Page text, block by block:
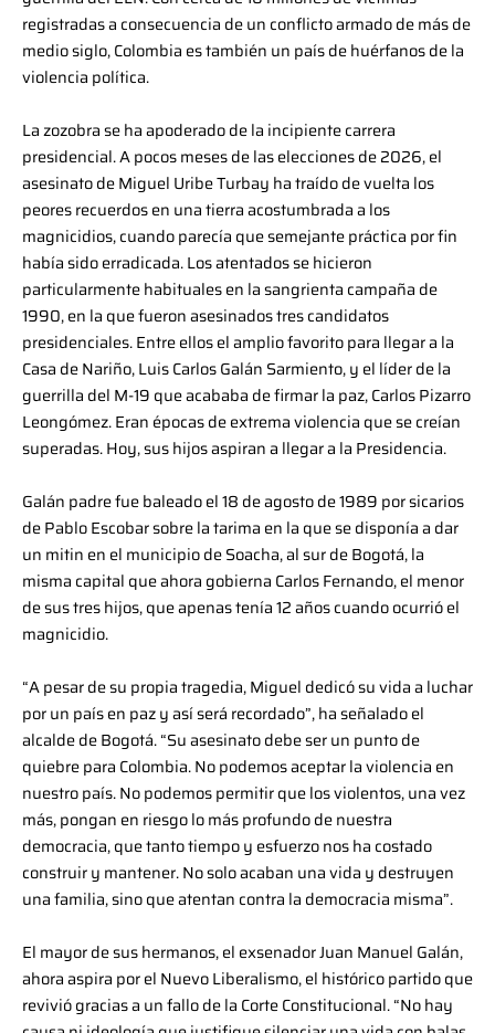
registradas a consecuencia de un conflicto armado de más de
medio siglo, Colombia es también un país de huérfanos de la
violencia política.
La zozobra se ha apoderado de la incipiente carrera
presidencial. A pocos meses de las elecciones de 2026, el
asesinato de Miguel Uribe Turbay ha traído de vuelta los
peores recuerdos en una tierra acostumbrada a los
magnicidios, cuando parecía que semejante práctica por fin
había sido erradicada. Los atentados se hicieron
particularmente habituales en la sangrienta campaña de
1990, en la que fueron asesinados tres candidatos
presidenciales. Entre ellos el amplio favorito para llegar a la
Casa de Nariño, Luis Carlos Galán Sarmiento, y el líder de la
guerrilla del M-19 que acababa de firmar la paz, Carlos Pizarro
Leongómez. Eran épocas de extrema violencia que se creían
superadas. Hoy, sus hijos aspiran a llegar a la Presidencia.
Galán padre fue baleado el 18 de agosto de 1989 por sicarios
de Pablo Escobar sobre la tarima en la que se disponía a dar
un mitin en el municipio de Soacha, al sur de Bogotá, la
misma capital que ahora gobierna Carlos Fernando, el menor
de sus tres hijos, que apenas tenía 12 años cuando ocurrió el
magnicidio.
“A pesar de su propia tragedia, Miguel dedicó su vida a luchar
por un país en paz y así será recordado”, ha señalado el
alcalde de Bogotá. “Su asesinato debe ser un punto de
quiebre para Colombia. No podemos aceptar la violencia en
nuestro país. No podemos permitir que los violentos, una vez
más, pongan en riesgo lo más profundo de nuestra
democracia, que tanto tiempo y esfuerzo nos ha costado
construir y mantener. No solo acaban una vida y destruyen
una familia, sino que atentan contra la democracia misma”.
El mayor de sus hermanos, el exsenador Juan Manuel Galán,
ahora aspira por el Nuevo Liberalismo, el histórico partido que
revivió gracias a un fallo de la Corte Constitucional. “No hay